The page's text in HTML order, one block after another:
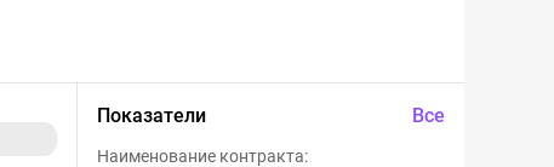
Показатели Все
Наименование контракта: